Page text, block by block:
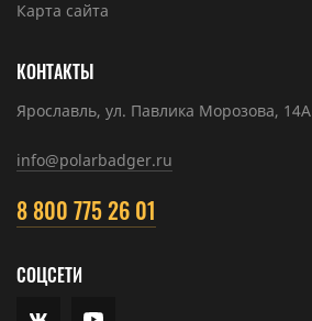
Карта сайта
КОНТАКТЫ
Ярославль, ул. Павлика Морозова, 14А
info@polarbadger.ru
8 800 775 26 01
СОЦСЕТИ